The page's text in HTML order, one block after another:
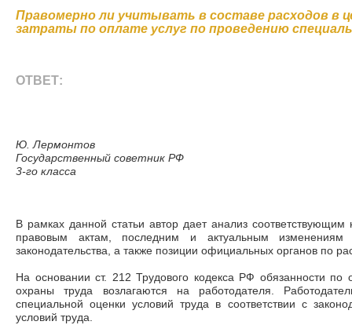
Правомерно ли учитывать в составе расходов в
затраты по оплате услуг по проведению
ОТВЕТ:
Ю. Лермонтов
Государственный советник РФ
3-го класса
В рамках данной статьи автор дает анализ
правовым актам, последним и актуальным изменениям
законодательства, а также позиции официальных органов по
На основании ст. 212 Трудового кодекса РФ обязанности по
охраны труда возлагаются на работодателя.
специальной оценки условий труда в соответствии с
условий труда.